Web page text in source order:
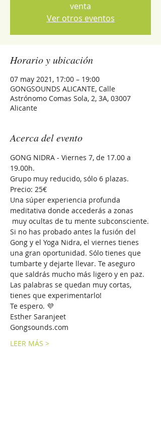
venta
Ver otros eventos
Horario y ubicación
07 may 2021, 17:00 – 19:00
GONGSOUNDS ALICANTE, Calle
Astrónomo Comas Sola, 2, 3A, 03007
Alicante
Acerca del evento
GONG NIDRA - Viernes 7, de 17.00 a
19.00h.
Grupo muy reducido, sólo 6 plazas.
Precio: 25€
Una súper experiencia profunda
meditativa donde accederás a zonas
muy ocultas de tu mente subconsciente.
Si no has probado antes la fusión del
Gong y el Yoga Nidra, el viernes tienes
una gran oportunidad. Sólo tienes que
tumbarte y dejarte llevar. Te aseguro
que saldrás mucho más ligero y en paz.
Las palabras se quedan muy cortas,
tienes que experimentarlo!
Te espero. 💜
Esther Saranjeet
Gongsounds.com
LEER MÁS >